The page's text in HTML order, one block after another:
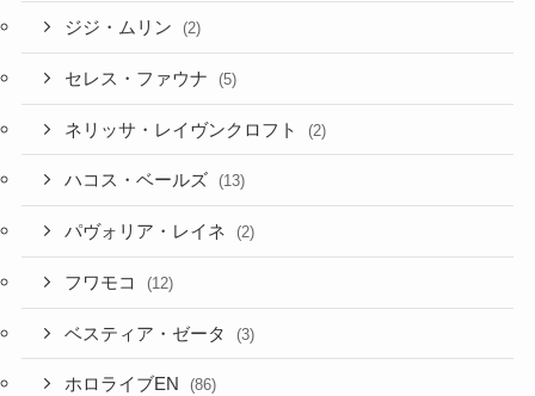
ジジ・ムリン (2)
セレス・ファウナ (5)
ネリッサ・レイヴンクロフト (2)
ハコス・ベールズ (13)
パヴォリア・レイネ (2)
フワモコ (12)
ベスティア・ゼータ (3)
ホロライブEN (86)